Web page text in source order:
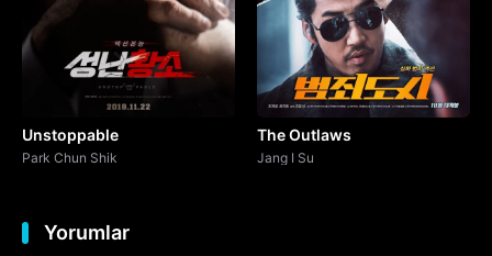
Unstoppable
Park Chun Shik
The Outlaws
Jang I Su
Yorumlar